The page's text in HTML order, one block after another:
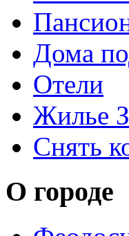
Дома
Отели
Жилье
Снять
О городе